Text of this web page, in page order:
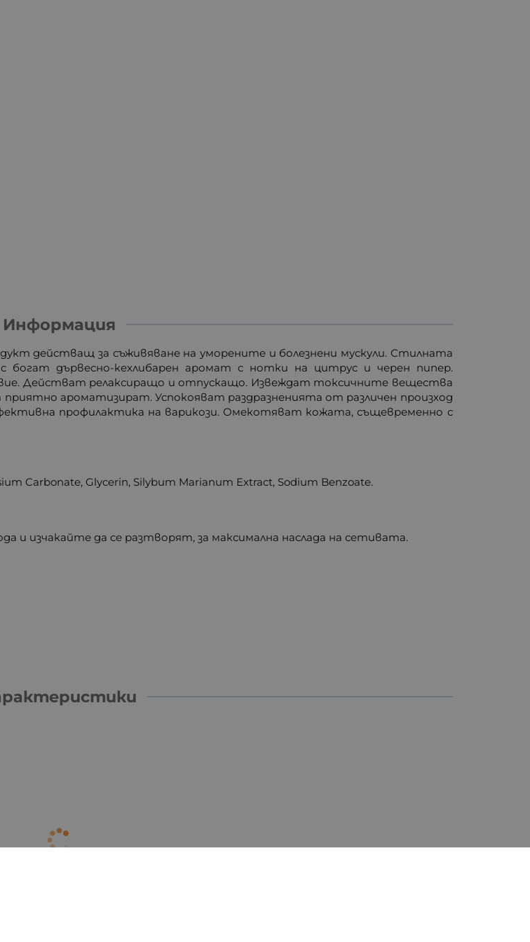
Информация
действащ за съживяване на уморените и болезнени мускули. Стилната
богат дървесно-кехлибарен аромат с нотки на цитрус и черен пипер.
Действат релаксиращо и отпускащо. Извеждат токсичните вещества
ароматизират. Успокояват раздразненията от различен произход
профилактика на варикози. Омекотяват кожата, същевременно с
Carbonate, Glycerin, Silybum Marianum Extract, Sodium Benzoate.
и изчакайте да се разтворят, за максимална наслада на сетивата.